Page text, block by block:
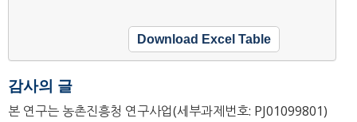
Download Excel Table
감사의 글
본 연구는 농촌진흥청 연구사업(세부과제번호: PJ01099801)